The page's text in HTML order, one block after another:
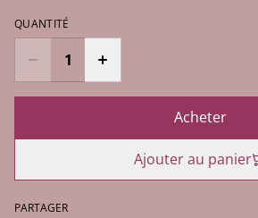
QUANTITÉ
Acheter
Ajouter au panier
PARTAGER